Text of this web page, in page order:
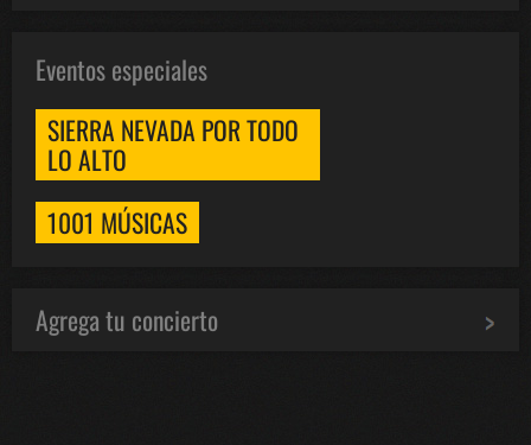
Eventos especiales
SIERRA NEVADA POR TODO
LO ALTO
1001 MÚSICAS
Agrega tu concierto